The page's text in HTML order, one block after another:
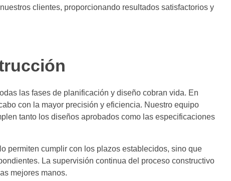
clientes, proporcionando resultados satisfactorios y
las fases de planificación y diseño cobran vida. En
con la mayor precisión y eficiencia. Nuestro equipo
tanto los diseños aprobados como las especificaciones
permiten cumplir con los plazos establecidos, sino que
La supervisión continua del proceso constructivo
mejores manos.